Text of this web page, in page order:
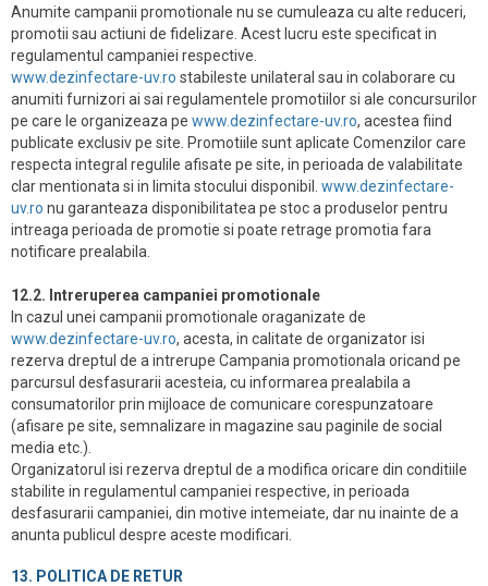
Anumite campanii promotionale nu se cumuleaza cu alte reduceri,
promotii sau actiuni de fidelizare. Acest lucru este specificat in
regulamentul campaniei respective.
www.dezinfectare-uv.ro stabileste unilateral sau in colaborare cu
anumiti furnizori ai sai regulamentele promotiilor si ale concursurilor
pe care le organizeaza pe www.dezinfectare-uv.ro, acestea fiind
publicate exclusiv pe site. Promotiile sunt aplicate Comenzilor care
respecta integral regulile afisate pe site, in perioada de valabilitate
clar mentionata si in limita stocului disponibil. www.dezinfectare-
uv.ro nu garanteaza disponibilitatea pe stoc a produselor pentru
intreaga perioada de promotie si poate retrage promotia fara
notificare prealabila.
12.2. Intreruperea campaniei promotionale
In cazul unei campanii promotionale oraganizate de
www.dezinfectare-uv.ro, acesta, in calitate de organizator isi
rezerva dreptul de a intrerupe Campania promotionala oricand pe
parcursul desfasurarii acesteia, cu informarea prealabila a
consumatorilor prin mijloace de comunicare corespunzatoare
(afisare pe site, semnalizare in magazine sau paginile de social
media etc.).
Organizatorul isi rezerva dreptul de a modifica oricare din conditiile
stabilite in regulamentul campaniei respective, in perioada
desfasurarii campaniei, din motive intemeiate, dar nu inainte de a
anunta publicul despre aceste modificari.
13. POLITICA DE RETUR